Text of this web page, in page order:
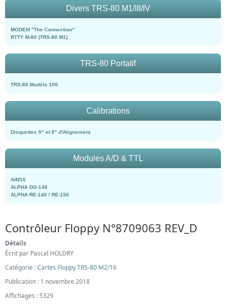
Divers TRS-80 M1/III/IV
MODEM "The Connection"
RTTY M-80 (TRS-80 M1)
TRS-80 Portatif
TRS-80 Modèle 100
Calibrations
Disquettes 5" et 8" d'Alignement
Modules A/D & TTL
AIM16
ALPHA DG-148
ALPHA RE-140 / RE-156
Contrôleur Floppy N°8709063 REV_D
Détails
Écrit par Pascal HOLDRY
Catégorie :Cartes Floppy TRS-80 M2/16
Publication : 1 novembre 2018
Affichages : 5329